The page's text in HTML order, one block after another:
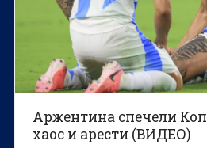
Аржентина спечели
хаос и арести (ВИДЕО)